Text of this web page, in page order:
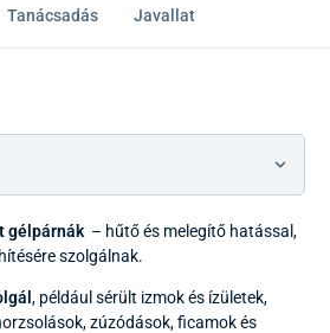
Tanácsadás Javallat
gélpárnák – hűtő és melegítő hatással,
szolgálnak.
, például sérült izmok és ízületek,
zúzódások, ficamok és